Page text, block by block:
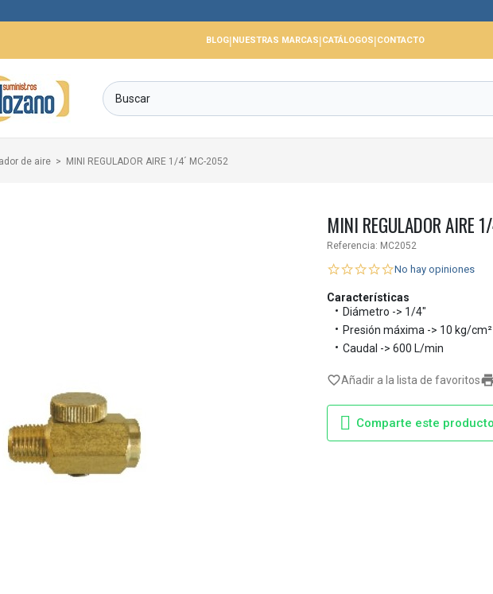
BLOG|NUESTRAS MARCAS|CATÁLOGOS|CONTACTO
de aire MINI REGULADOR AIRE 1/4´ MC-2052
MINI REGULADOR AIRE
Referencia: MC2052
No hay opiniones
Características
Diámetro -> 1/4"
Presión máxima -> 10 kg/cm²
Caudal -> 600 L/min
favorite_borderAñadir a la lista de favoritos
Comparte este producto